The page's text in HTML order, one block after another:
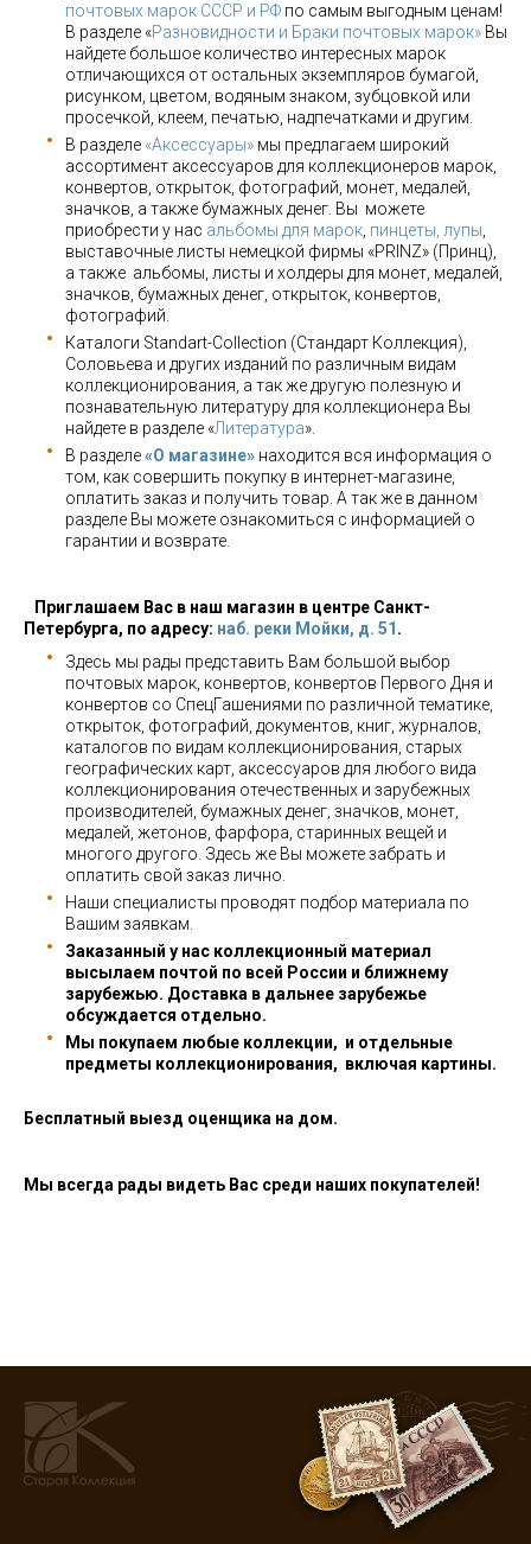
почтовых марок СССР и РФ по самым выгодным ценам!
В разделе «Разновидности и Браки почтовых марок» Вы
найдете большое количество интересных марок
отличающихся от остальных экземпляров бумагой,
рисунком, цветом, водяным знаком, зубцовкой или
просечкой, клеем, печатью, надпечатками и другим.
В разделе «Аксессуары» мы предлагаем широкий
ассортимент аксессуаров для коллекционеров марок,
конвертов, открыток, фотографий, монет, медалей,
значков, а также бумажных денег. Вы можете
приобрести у нас альбомы для марок пинцеты, лупы
выставочные листы немецкой фирмы «PRINZ» (Принц),
а также альбомы, листы и холдеры для монет, медалей,
значков, бумажных денег, открыток, конвертов,
фотографий.
Каталоги Standart-Collection (Стандарт Коллекция),
Соловьева и других изданий по различным видам
коллекционирования, а так же другую полезную и
познавательную литературу для коллекционера Вы
найдете в разделе «Литература».
В разделе«О магазине» находится вся информация о
том, как совершить покупку в интернет-магазине,
оплатить заказ и получить товар. А так же в данном
разделе Вы можете ознакомиться с информацией о
гарантии и возврате.
Приглашаем Вас в наш магазин в центре Санкт-
Петербурга, по адресу: наб. реки Мойки, д. 51 .
Здесь мы рады представить Вам большой выбор
почтовых марок, конвертов, конвертов Первого Дня и
конвертов со СпецГашениями по различной тематике,
открыток, фотографий, документов, книг, журналов,
каталогов по видам коллекционирования, старых
географических карт, аксессуаров для любого вида
коллекционирования отечественных и зарубежных
производителей, бумажных денег, значков, монет,
медалей, жетонов, фарфора, старинных вещей и
многого другого. Здесь же Вы можете забрать и
оплатить свой заказ лично.
Наши специалисты проводят подбор материала по
Вашим заявкам.
Заказанный у нас коллекционный материал
высылаем почтой по всей России и ближнему
зарубежью. Доставка в дальнее зарубежье
обсуждается отдельно.
Мы покупаем любые коллекции, и отдельные
предметы коллекционирования, включая картины.
Бесплатный выезд оценщика на дом.
Мы всегда рады видеть Вас среди наших покупателей!